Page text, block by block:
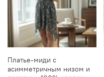
Платье‑миди с
асимметричным низом и